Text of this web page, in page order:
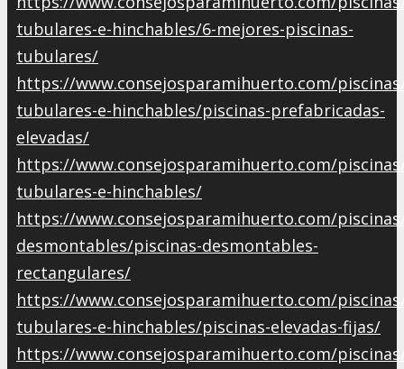
tubulares-e-hinchables/6-mejores-piscinas-
tubulares/
https://www.consejosparamihuerto.com/
tubulares-e-hinchables/piscinas-prefabricadas-
elevadas/
https://www.consejosparamihuerto.com/
tubulares-e-hinchables/
https://www.consejosparamihuerto.com/
desmontables/piscinas-desmontables-
rectangulares/
https://www.consejosparamihuerto.com/
tubulares-e-hinchables/piscinas-elevadas-fijas/
https://www.consejosparamihuerto.com/